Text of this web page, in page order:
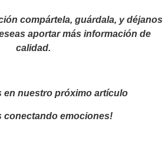
compártela, guárdala, y déjanos
aportar más información de
calidad.
en nuestro próximo artículo
conectando emociones!